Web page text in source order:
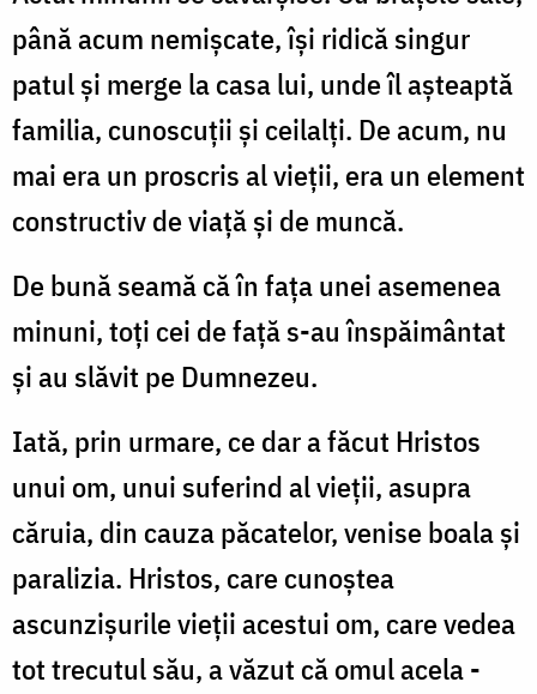
până acum nemişcate, îşi ridică singur
patul şi merge la casa lui, unde îl aşteaptă
familia, cunoscuţii şi ceilalţi. De acum, nu
mai era un proscris al vieţii, era un element
constructiv de viaţă şi de muncă.
De bună seamă că în faţa unei asemenea
minuni, toţi cei de faţă s-au înspăimântat
şi au slăvit pe Dumnezeu.
Iată, prin urmare, ce dar a făcut Hristos
unui om, unui suferind al vieţii, asupra
căruia, din cauza păcatelor, venise boala şi
paralizia. Hristos, care cunoştea
ascunzişurile vieţii acestui om, care vedea
tot trecutul său, a văzut că omul acela -